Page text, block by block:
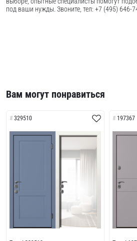
под ваши нужды. Звоните, тел: +7 (495) 646-
Вам могут понравиться
329510 197367